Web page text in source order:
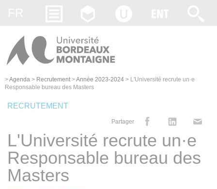
>Agenda > Recrutement >Année 2023-2024 > L'Université recrute un·e
Responsable bureau des Masters
RECRUTEMENT
Partager
L'Université recrute un·e
Responsable bureau des
Masters